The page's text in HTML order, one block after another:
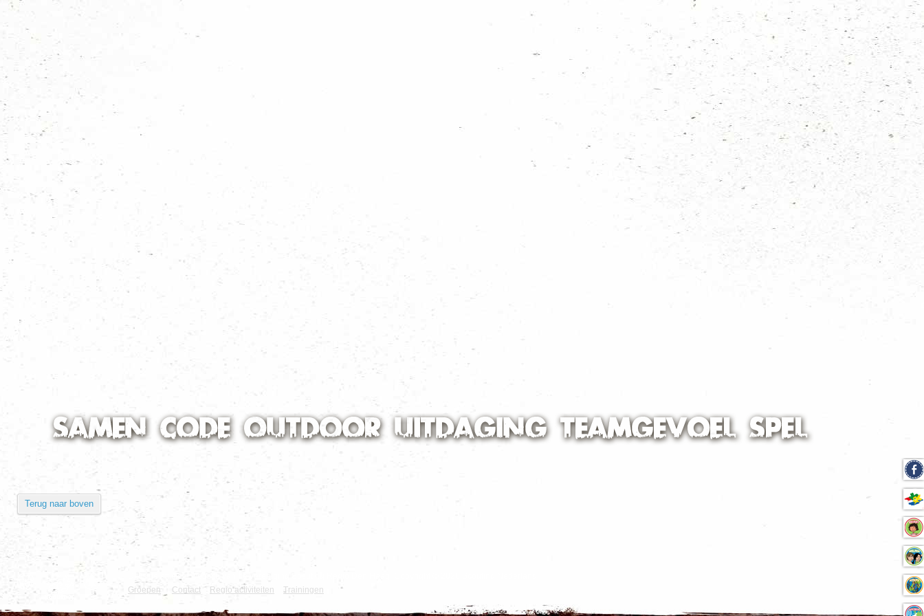
Haags nieuws
Regionieuws
Trainingen
Welpennieuws
Scoutsnieuws
Admiraliteit 1 nieuws
Alle nieuws categoriën
Terug naar boven
Dit is de officiële website van de vereniging Scouting Regio Den Haag. Copyright © 2026 Scouting Nederland.
Groepen
Contact Regio activiteiten Trainingen